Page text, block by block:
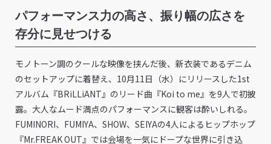
パフォーマンス力の高さ、振り幅の広さを
存分に見せつける
モノトーン調のクールな映像を挟んだ後、新衣装であるデニム
のセットアップに着替え、10月11日（水）にリリースした1st
アルバム『BRiLLiANT』のリード曲『Koi to me』を9人で初披
露。大人なムード満点のパフォーマンスに観客は酔いしれる。
FUMINORI、FUMIYA、SHOW、SEIYAの4人によるヒップホップ
『Mr.FREAK OUT』では会場を一気にドープな世界に引き込